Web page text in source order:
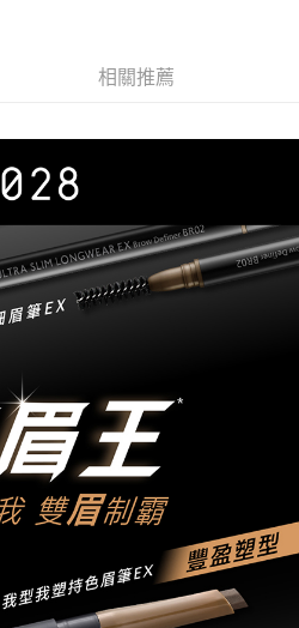
相關推薦